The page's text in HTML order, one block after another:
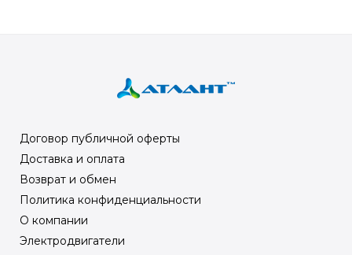
Договор публичной оферты
Доставка и оплата
Возврат и обмен
Политика конфиденциальности
О компании
Электродвигатели